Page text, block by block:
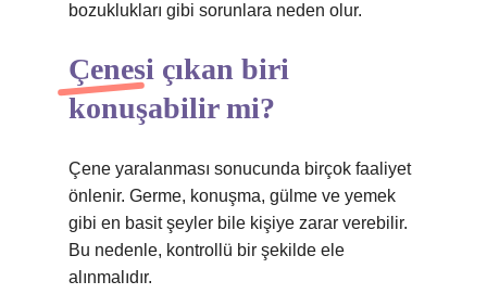
bozuklukları gibi sorunlara neden olur.
Çenesi çıkan biri
konuşabilir mi?
Çene yaralanması sonucunda birçok faaliyet
önlenir. Germe, konuşma, gülme ve yemek
gibi en basit şeyler bile kişiye zarar verebilir.
Bu nedenle, kontrollü bir şekilde ele
alınmalıdır.